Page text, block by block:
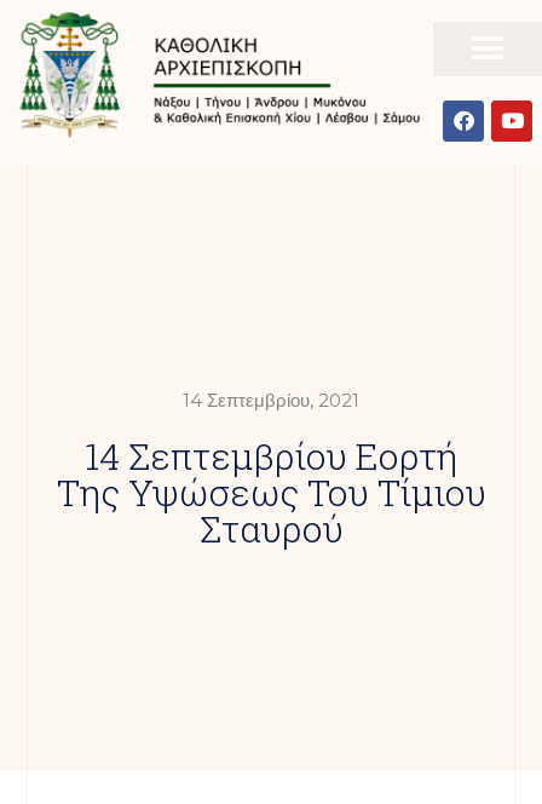
14 Σεπτεμβρίου, 2021
14 Σεπτεμβρίου Εορτή
Της Υψώσεως Του Τίμιου
Σταυρού